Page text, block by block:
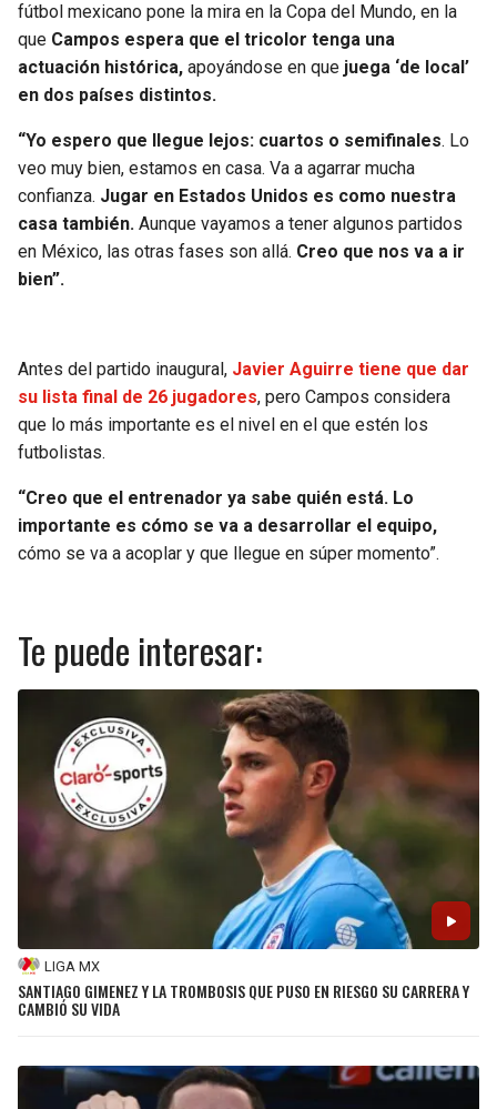
fútbol mexicano pone la mira en la Copa del Mundo, en la
que Campos espera que el tricolor tenga una
actuación histórica, apoyándose en que juega ‘de local’
en dos países distintos.
“Yo espero que llegue lejos: cuartos o semifinales. Lo
veo muy bien, estamos en casa. Va a agarrar mucha
confianza. Jugar en Estados Unidos es como nuestra
casa también. Aunque vayamos a tener algunos partidos
en México, las otras fases son allá. Creo que nos va a ir
bien”.
Antes del partido inaugural, Javier Aguirre tiene que dar
su lista final de 26 jugadores, pero Campos considera
que lo más importante es el nivel en el que estén los
futbolistas.
“Creo que el entrenador ya sabe quién está. Lo
importante es cómo se va a desarrollar el equipo,
cómo se va a acoplar y que llegue en súper momento”.
Te puede interesar:
LIGA MX
SANTIAGO GIMENEZ Y LA TROMBOSIS QUE PUSO EN RIESGO SU CARRERA Y
CAMBIÓ SU VIDA